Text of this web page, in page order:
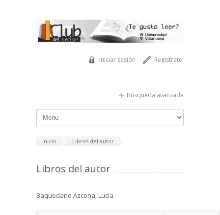
Regístrate!
Iniciar sesión
Búsqueda avanzada
Inicio Libros del autor
Libros del autor
Baquedano Azcona, Lucía